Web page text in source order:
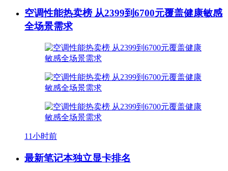
空调性能热卖榜 从2399到6700元覆盖健康敏感
全场景需求
11小时前
最新笔记本独立显卡排名